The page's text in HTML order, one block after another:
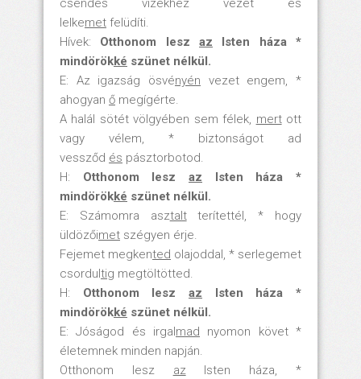
csendes vizekhez vezet és
lelkemet felüdíti.
Hívek: Otthonom leszaz Isten háza *
mindörökké szünet nélkül.
E: Az igazság ösvényén vezet engem, *
ahogyan ő megígérte.
A halál sötét völgyében sem félek, mertott
vagy vélem, * biztonságot ad
vessződ és pásztorbotod.
H: Otthonom leszaz Isten háza *
mindörökké szünet nélkül.
E: Számomra asztaltterítettél, * hogy
üldözőimet szégyen érje.
Fejemet megkented olajoddal, * serlegemet
csordultig megtöltötted.
H: Otthonom leszaz Isten háza *
mindörökké szünet nélkül.
E: Jóságod és irgalmad nyomon követ *
életemnek minden napján.
Otthonom lesz azIsten háza, *